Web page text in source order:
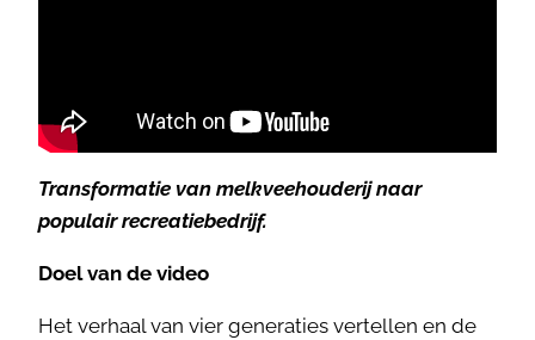
Transformatie van melkveehouderij naar
populair recreatiebedrijf.
Doel van de video
Het verhaal van vier generaties vertellen en de